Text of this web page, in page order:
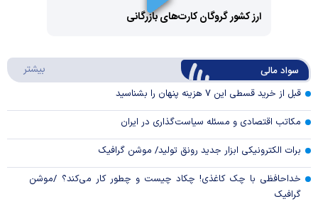
Video
Video
ارز کشور گروگان کارت‌های بازرگانی
سواد مالی بیشتر
قبل از خرید قسطی این ۷ هزینه پنهان را بشناسید
مکاتب اقتصادی و مسئله سیاست‌گذاری در ایران
برات الکترونیکی ابزار جدید رونق تولید/ موشن گرافیک
خداحافظی با چک کاغذی! چکاد چیست و چطور کار می‌کند؟ /موشن
گرافیک